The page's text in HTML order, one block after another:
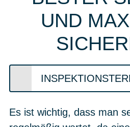
UND
Es ist wichtig, dass man